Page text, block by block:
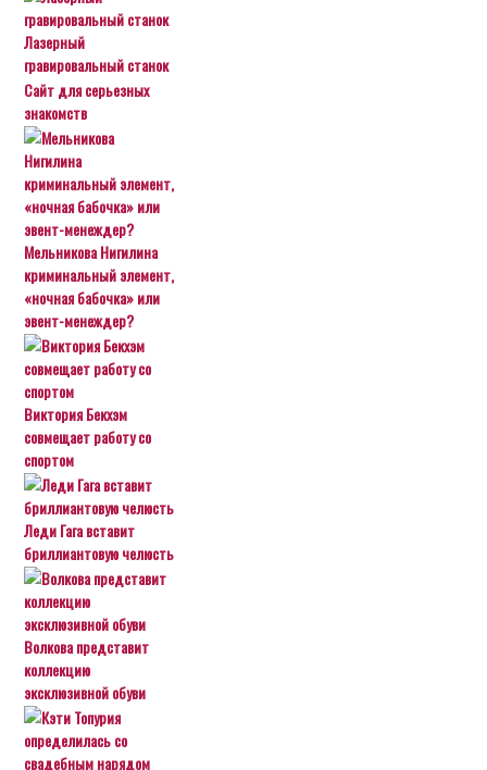
Лазерный
гравировальный станок
Сайт для серьезных
знакомств
Мельникова Нигилина
криминальный элемент,
«ночная бабочка» или
эвент-менеждер?
Виктория Бекхэм
совмещает работу со
спортом
Леди Гага вставит
бриллиантовую челюсть
Волкова представит
коллекцию
эксклюзивной обуви